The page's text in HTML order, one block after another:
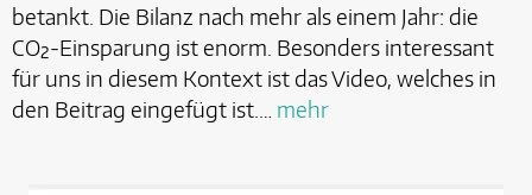
betankt. Die Bilanz nach mehr als einem Jahr: die
CO₂-Einsparung ist enorm. Besonders interessant
für uns in diesem Kontext ist das Video, welches in
den Beitrag eingefügt ist.… mehr